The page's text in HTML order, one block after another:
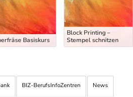
Basiskurs
Block Printing –
Stempel schnitzen
BIZ-BerufsInfoZentren News